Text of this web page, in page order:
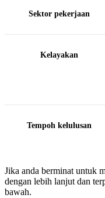
Sektor pekerjaan
Kelayakan
Tempoh kelulusan
Jika anda berminat untuk
dengan lebih lanjut dan
bawah.